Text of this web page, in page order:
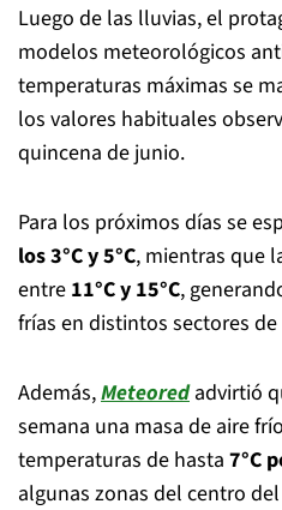
Luego de las lluvias, el
modelos meteorológicos
temperaturas máximas se
los valores habituales
quincena de junio.
Para los próximos días se
los 3°C y 5°C, mientras que
entre 11°C y 15°C,
frías en distintos sectores
Además,Meteoredadvirtió
semana una masa de aire
temperaturas de hasta 7°C
algunas zonas del centro